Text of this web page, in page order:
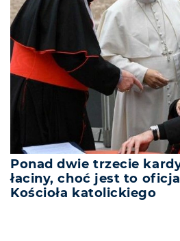
Ponad dwie trzecie
łaciny, choć jest to
Kościoła katolickiego